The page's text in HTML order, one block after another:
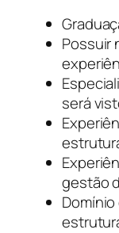
Possuir
será
gestão